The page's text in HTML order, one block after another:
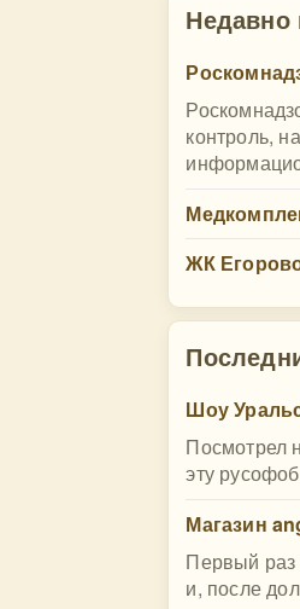
Недавно
контроль,
ЖК
Шоу
Посмотрел
эту
Магазин
Первый раз
и, после